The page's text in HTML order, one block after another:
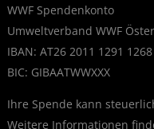
WWF Spendenkonto
Umweltverband WWF
IBAN: AT26 2011 1291 1268
BIC: GIBAATWWXXX
Ihre Spende kann
Weitere Informationen